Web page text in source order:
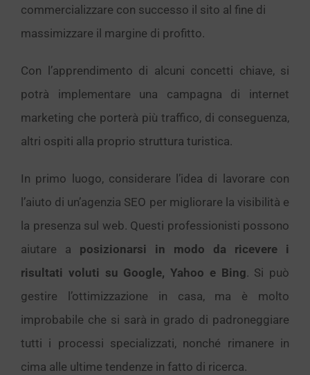
commercializzare con successo il sito al fine di
massimizzare il margine di profitto.
Con l’apprendimento di alcuni concetti chiave, si
potrà implementare una campagna di internet
marketing che porterà più traffico, di conseguenza,
altri ospiti alla proprio struttura turistica.
In primo luogo, considerare l’idea di lavorare con
l’aiuto di un’agenzia SEO per migliorare la visibilità e
la presenza sul web. Questi professionisti possono
aiutare a posizionarsi in modo da ricevere i
risultati voluti su Google, Yahoo e Bing. Si può
gestire l’ottimizzazione in casa, ma è molto
improbabile che si sarà in grado di padroneggiare
tutti i processi specializzati, nonché rimanere in
cima alle ultime tendenze in fatto di ricerca.